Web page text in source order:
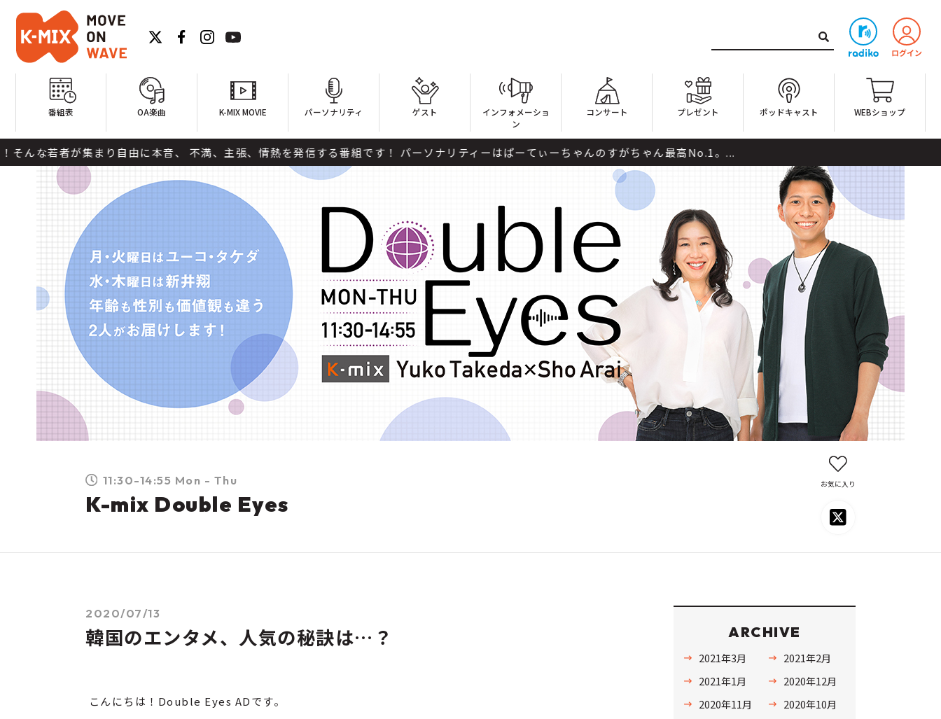
番組表 OA楽曲 K-MIX MOVIE パーソナリティ ゲスト
インフォメーショ
ン
コンサート プレゼント ポッドキャスト WEBショップ
由に本音、 不満、主張、情熱を発信する番組です！ パーソナリティーはぱーてぃーちゃんのすがちゃん最高No.1。...
11:30-14:55 Mon - Thu
K-mix Double Eyes
お気に入り
2020/07/13
韓国のエンタメ、人気の秘訣は…？
こんにちは！Double Eyes ADです。
ARCHIVE
2021年3月
2021年2月
2021年1月
2020年12月
2020年11月
2020年10月